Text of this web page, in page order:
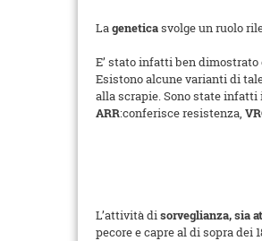
Lageneticasvolge un ruolo
E’ stato infatti ben
Esistono alcune varianti di
alla scrapie. Sono state
ARR:conferisce resistenza,
L’attività disorveglianza, sia
pecore e capre al di sopra